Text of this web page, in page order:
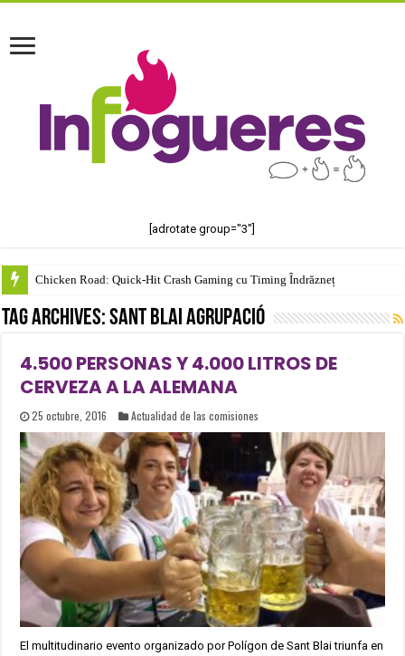
[adrotate group="3"]
Chicken Road: Quick‑Hit Crash Gaming cu Timing Îndrăzneț
Tag Archives:Sant Blai Agrupació
4.500 PERSONAS Y 4.000 LITROS DE
CERVEZA A LA ALEMANA
25 octubre, 2016 Actualidad de las comisiones
El multitudinario evento organizado por Polígon de Sant Blai triunfa en